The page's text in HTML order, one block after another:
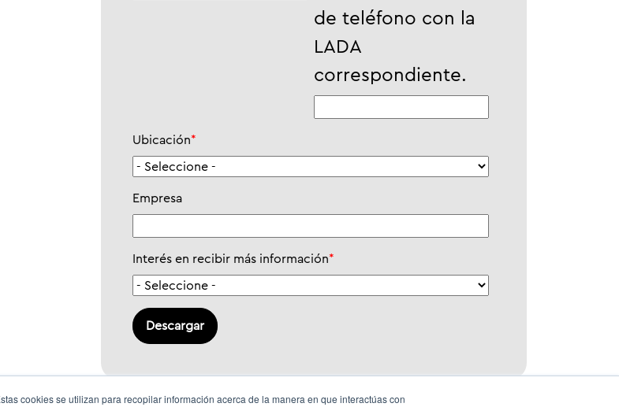
cookies se utilizan para recopilar información acerca de la manera en que interactúas con
de teléfono con la
LADA
correspondiente.
Ubicación*
Empresa
Interés en recibir más información*